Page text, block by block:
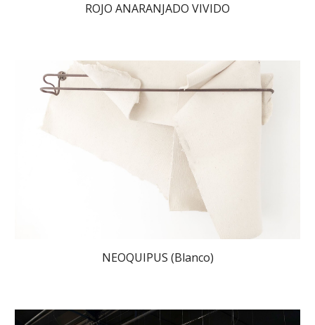
ROJO ANARANJADO VIVIDO
NEOQUIPUS (Blanco)